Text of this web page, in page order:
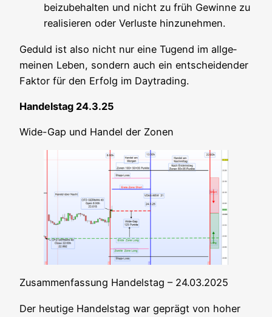
bei­zu­be­hal­ten und nicht zu früh Gewin­ne zu
rea­li­sie­ren oder Ver­lus­te hinzunehmen.
Geduld ist also nicht nur eine Tugend im all­ge­
mei­nen Leben, son­dern auch ein ent­schei­den­der
Fak­tor für den Erfolg im Daytrading.
Han­dels­tag 24.3.25
Wide-Gap und Han­del der Zonen
Zusam­men­fas­sung Han­dels­tag – 24.03.2025
Der heu­ti­ge Han­dels­tag war geprägt von hoher